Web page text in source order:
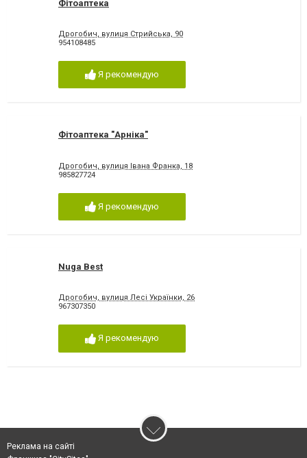
Фітоаптека
Дрогобич, вулиця Стрийська, 90
954108485
Я рекомендую
Фітоаптека "Арніка"
Дрогобич, вулиця Івана Франка, 18
985827724
Я рекомендую
Nuga Best
Дрогобич, вулиця Лесі Українки, 26
967307350
Я рекомендую
Реклама на сайті